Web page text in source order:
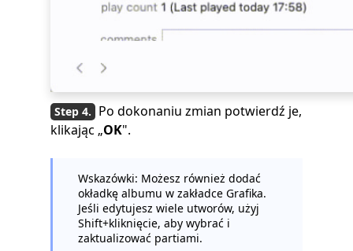
Po dokonaniu zmian potwierdź je,
klikając „OK".
Wskazówki: Możesz również dodać
okładkę albumu w zakładce Grafika.
Jeśli edytujesz wiele utworów, użyj
Shift+kliknięcie, aby wybrać i
zaktualizować partiami.